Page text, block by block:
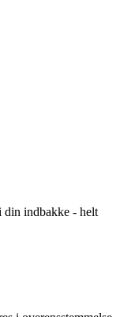
din indbakke - helt